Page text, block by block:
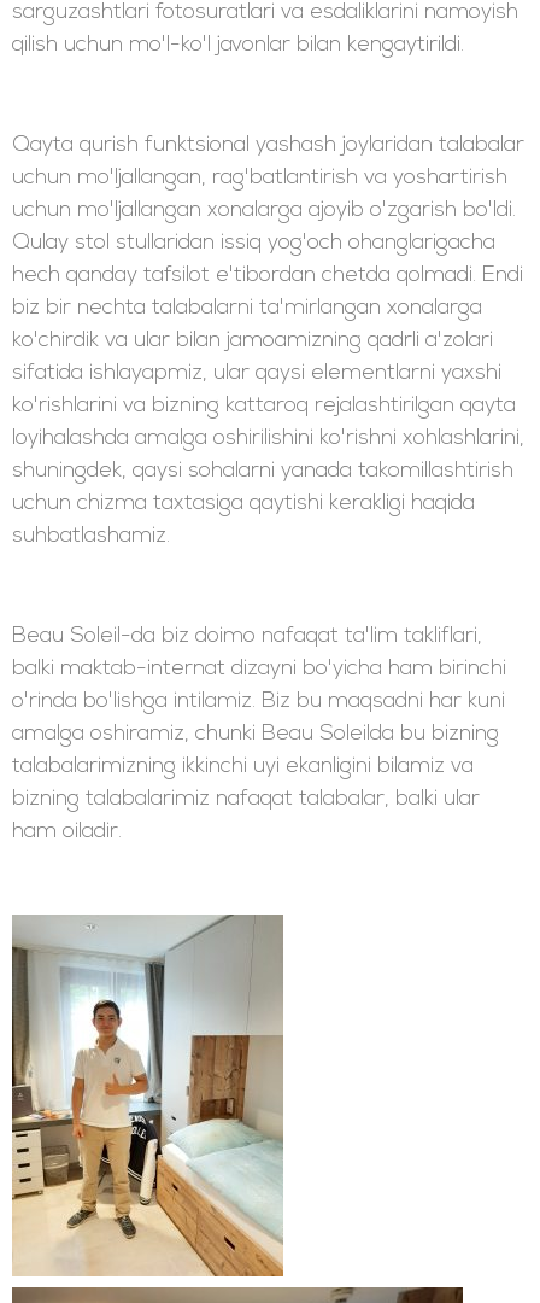
sarguzashtlari fotosuratlari va esdaliklarini namoyish
qilish uchun mo'l-ko'l javonlar bilan kengaytirildi.
Qayta qurish funktsional yashash joylaridan talabalar
uchun mo'ljallangan, rag'batlantirish va yoshartirish
uchun mo'ljallangan xonalarga ajoyib o'zgarish bo'ldi.
Qulay stol stullaridan issiq yog'och ohanglarigacha
hech qanday tafsilot e'tibordan chetda qolmadi. Endi
biz bir nechta talabalarni ta'mirlangan xonalarga
ko'chirdik va ular bilan jamoamizning qadrli a'zolari
sifatida ishlayapmiz, ular qaysi elementlarni yaxshi
ko'rishlarini va bizning kattaroq rejalashtirilgan qayta
loyihalashda amalga oshirilishini ko'rishni xohlashlarini,
shuningdek, qaysi sohalarni yanada takomillashtirish
uchun chizma taxtasiga qaytishi kerakligi haqida
suhbatlashamiz.
Beau Soleil-da biz doimo nafaqat ta'lim takliflari,
balki maktab-internat dizayni bo'yicha ham birinchi
o'rinda bo'lishga intilamiz. Biz bu maqsadni har kuni
amalga oshiramiz, chunki Beau Soleilda bu bizning
talabalarimizning ikkinchi uyi ekanligini bilamiz va
bizning talabalarimiz nafaqat talabalar, balki ular
ham oiladir.